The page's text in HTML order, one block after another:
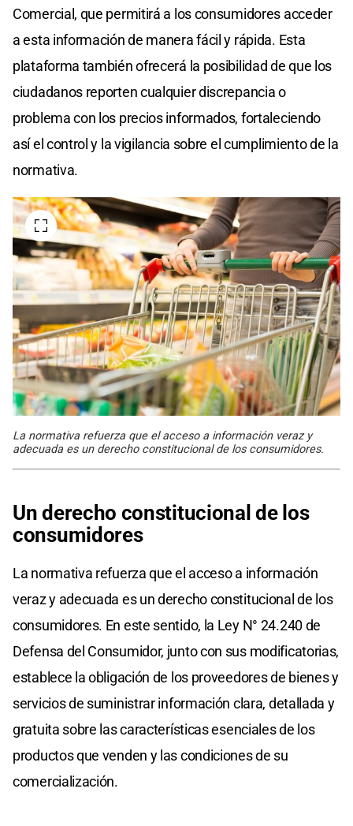
Comercial, que permitirá a los consumidores acceder
a esta información de manera fácil y rápida. Esta
plataforma también ofrecerá la posibilidad de que los
ciudadanos reporten cualquier discrepancia o
problema con los precios informados, fortaleciendo
así el control y la vigilancia sobre el cumplimiento de la
normativa.
La normativa refuerza que el acceso a información veraz y
adecuada es un derecho constitucional de los consumidores.
Un derecho constitucional de los
consumidores
La normativa refuerza que el acceso a información
veraz y adecuada es un derecho constitucional de los
consumidores. En este sentido, la Ley N° 24.240 de
Defensa del Consumidor, junto con sus modificatorias,
establece la obligación de los proveedores de bienes y
servicios de suministrar información clara, detallada y
gratuita sobre las características esenciales de los
productos que venden y las condiciones de su
comercialización.